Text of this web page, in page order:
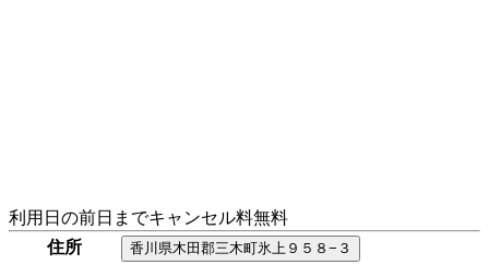
利用日の前日までキャンセル料無料
住所
香川県木田郡三木町氷上９５８−３